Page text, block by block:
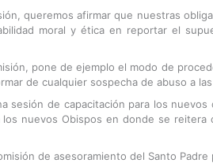
queremos afirmar que nuestras
moral y ética en reportar el
pone de ejemplo el modo de
de cualquier sospecha de abuso a
sesión de capacitación para los
nuevos Obispos en donde se
de asesoramiento del Santo